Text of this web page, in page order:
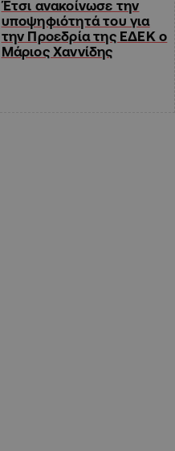
Έτσι ανακοίνωσε την
υποψηφιότητά του για
την Προεδρία της ΕΔΕΚ ο
Μάριος Χαννίδης